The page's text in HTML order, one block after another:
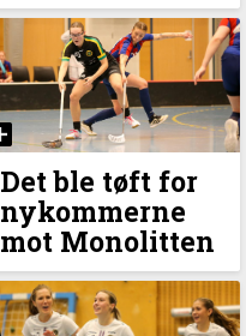
Det ble tøft for
nykommerne
mot Monolitten